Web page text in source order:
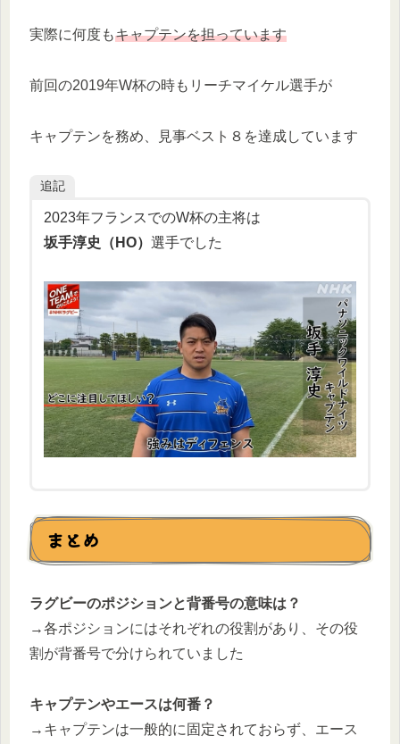
実際に何度もキャプテンを担っています
前回の2019年W杯の時もリーチマイケル選手が
キャプテンを務め、見事ベスト８を達成しています
追記
2023年フランスでのW杯の主将は
坂手淳史（HO） 選手でした
まとめ
ラグビーのポジションと背番号の意味は？
→各ポジションにはそれぞれの役割があり、その役
割が背番号で分けられていました
キャプテンやエースは何番？
→キャプテンは一般的に固定されておらず、エース